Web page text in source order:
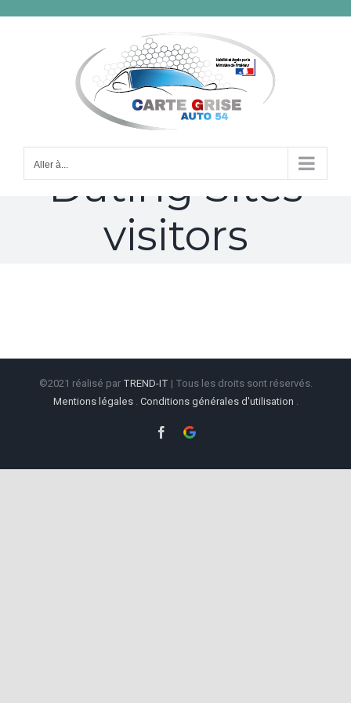
Aller à...
Catholic
Dating Sites
visitors
©2021 réalisé par TREND-IT | Tous les droits sont réservés.
Mentions légales. Conditions générales d'utilisation .
Facebook
Google